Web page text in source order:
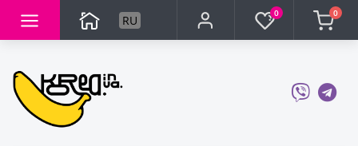
RU 0 0